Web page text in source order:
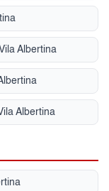
Albertina
Albertina